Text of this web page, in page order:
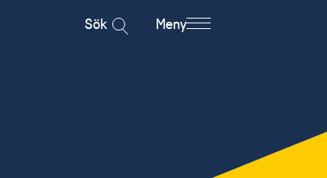
Sök Meny